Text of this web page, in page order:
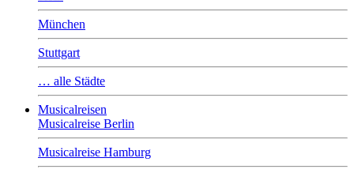
München
Stuttgart
… alle Städte
Musicalreisen
Musicalreise Berlin
Musicalreise Hamburg